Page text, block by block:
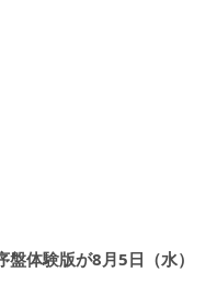
盤体験版が8月5日（水）